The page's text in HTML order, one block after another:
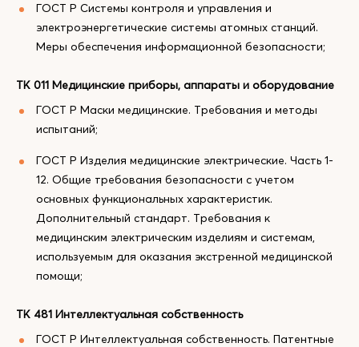
ГОСТ Р Системы контроля и управления и
электроэнергетические системы атомных станций.
Меры обеспечения информационной безопасности;
ТК 011 Медицинские приборы, аппараты и оборудование
ГОСТ Р Маски медицинские. Требования и методы
испытаний;
ГОСТ Р Изделия медицинские электрические. Часть 1-
12. Общие требования безопасности с учетом
основных функциональных характеристик.
Дополнительный стандарт. Требования к
медицинским электрическим изделиям и системам,
используемым для оказания экстренной медицинской
помощи;
ТК 481 Интеллектуальная собственность
ГОСТ Р Интеллектуальная собственность. Патентные